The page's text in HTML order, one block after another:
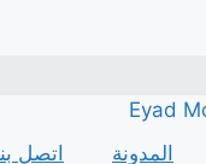
المدونة اتصل